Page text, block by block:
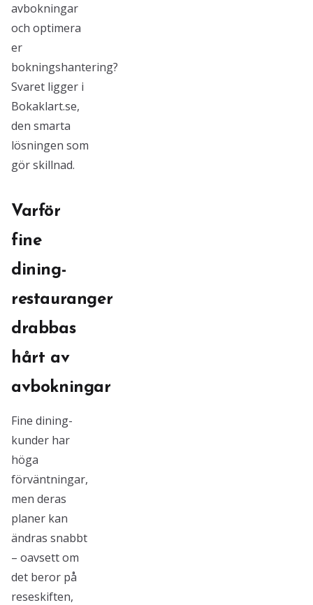
avbokningar
och optimera
er
bokningshantering?
Svaret ligger i
Bokaklart.se,
den smarta
lösningen som
gör skillnad.
Varför
fine
dining-
restauranger
drabbas
hårt av
avbokningar
Fine dining-
kunder har
höga
förväntningar,
men deras
planer kan
ändras snabbt
– oavsett om
det beror på
reseskiften,